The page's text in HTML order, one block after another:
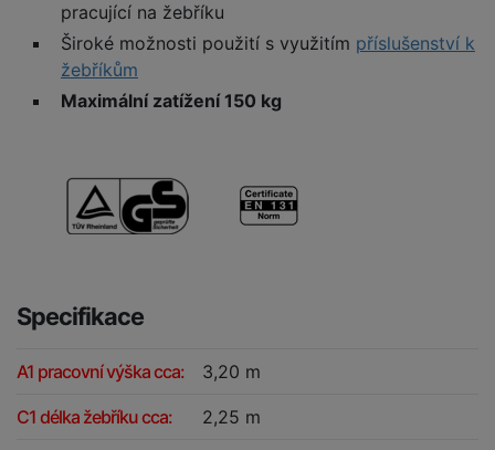
pracující na žebříku
Široké možnosti použití s využitím příslušenství k
žebříkům
Maximální zatížení 150 kg
Specifikace
A1 pracovní výška cca: 3,20 m
C1 délka žebříku cca: 2,25 m